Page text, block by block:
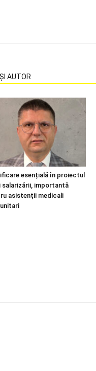
AUTOR
esențială în proiectul
salarizării, importantă
asistenții medicali